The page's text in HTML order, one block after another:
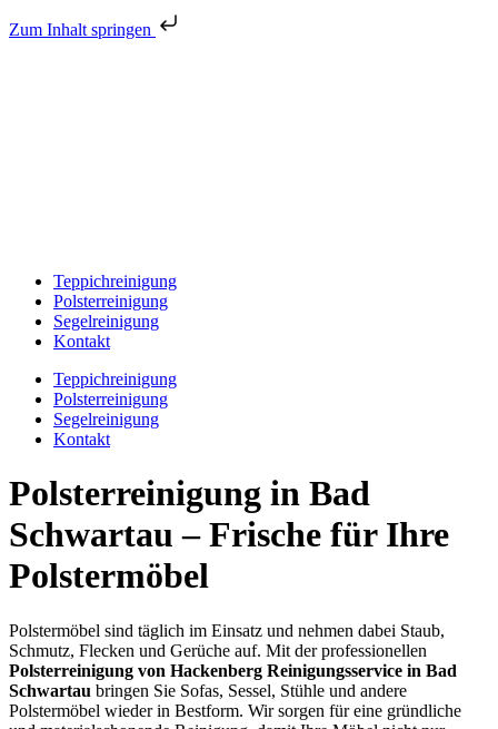
Zum Inhalt springen
Teppichreinigung
Polsterreinigung
Segelreinigung
Kontakt
Teppichreinigung
Polsterreinigung
Segelreinigung
Kontakt
Polsterreinigung in Bad
Schwartau – Frische für Ihre
Polstermöbel
Polstermöbel sind täglich im Einsatz und nehmen dabei Staub,
Schmutz, Flecken und Gerüche auf. Mit der professionellen
Polsterreinigung von Hackenberg Reinigungsservice in Bad
Schwartau bringen Sie Sofas, Sessel, Stühle und andere
Polstermöbel wieder in Bestform. Wir sorgen für eine gründliche